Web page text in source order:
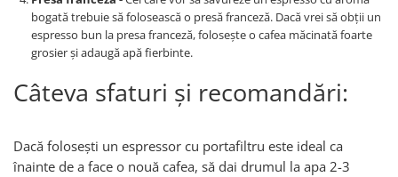
bogată trebuie să folosească o presă franceză. Dacă vrei să obții un
espresso bun la presa franceză, folosește o cafea măcinată foarte
grosier și adaugă apă fierbinte.
Câteva sfaturi și recomandări:
Dacă folosești un espressor cu portafiltru este ideal ca
înainte de a face o nouă cafea, să dai drumul la apa 2-3